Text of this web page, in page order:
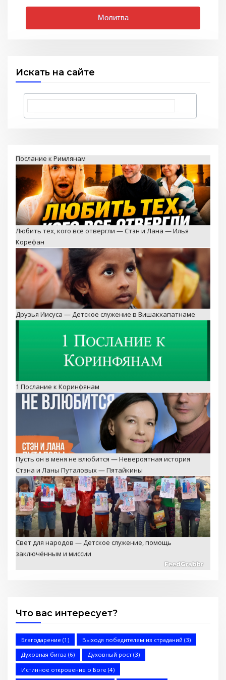
Молитва
Искать на сайте
Любить тех, кого все отвергли — Стэн и Лана — Илья
Корефан
Друзья Иисуса — Детское служение в Вишакхапатнаме
Пусть он в меня не влюбится — Невероятная история
Стэна и Ланы Путаловых — Пятайкины
Свет для народов — Детское служение, помощь
заключённым и миссии
2 Послание к Коринфянам
Что вас интересует?
Благодарение (1) Выходя победителем из страданий (3)
Духовная битва (6) Духовный рост (3)
Истинное откровение о Боге (4)